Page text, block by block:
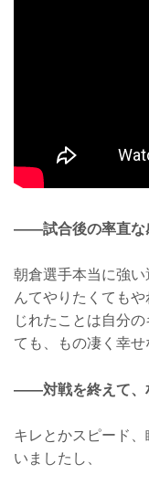
——試合後の率直な
朝倉選手本当に強
んてやりたくても
じれたことは自分
ても、もの凄く幸せ
——対戦を終えて、
キレとかスピード
いましたし、